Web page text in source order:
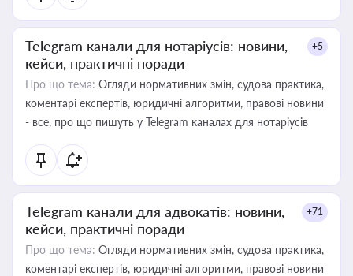
Telegram канали для нотаріусів: новини,
кейси, практичні поради
+5
Про що тема: Огляди нормативних змін, судова практика,
коментарі експертів, юридичні алгоритми, правові новини
- все, про що пишуть у Telegram каналах для нотаріусів
Telegram канали для адвокатів: новини,
кейси, практичні поради
+71
Про що тема: Огляди нормативних змін, судова практика,
коментарі експертів, юридичні алгоритми, правові новини